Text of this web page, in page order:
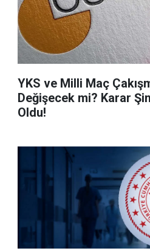
YKS ve Milli Maç
Değişecek mi? Karar
Oldu!